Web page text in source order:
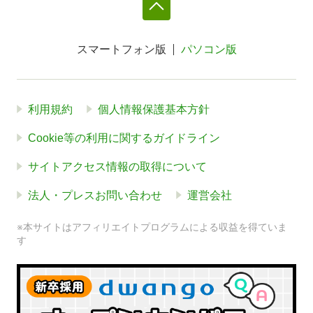
スマートフォン版 パソコン版
利用規約 個人情報保護基本方針
Cookie等の利用に関するガイドライン
サイトアクセス情報の取得について
法人・プレスお問い合わせ 運営会社
※本サイトはアフィリエイトプログラムによる収益を得ていま
す